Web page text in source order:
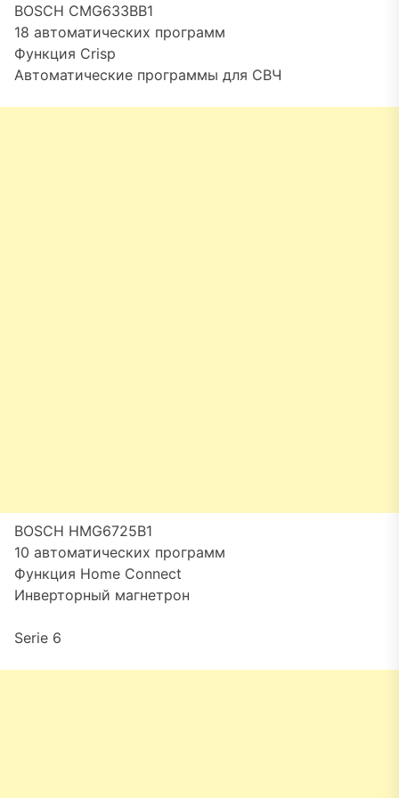
BOSCH CMG633BB1
18 автоматических программ
Функция Crisp
Автоматические программы для СВЧ
BOSCH HMG6725B1
10 автоматических программ
Функция Home Connect
Инверторный магнетрон
Serie 6